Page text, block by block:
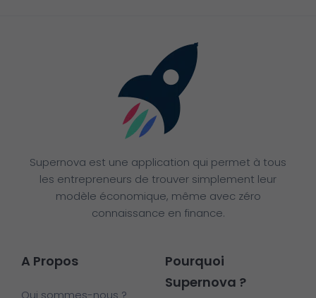
Supernova est une application qui permet à tous
les entrepreneurs de trouver simplement leur
modèle économique, même avec zéro
connaissance en finance.
A Propos
Qui sommes-nous ?
Pourquoi
Supernova ?